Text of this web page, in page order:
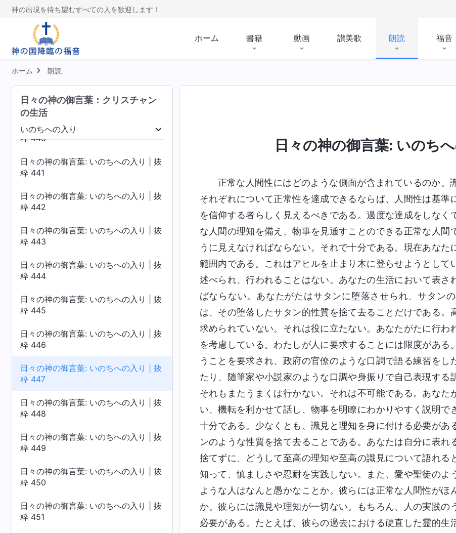
神の出現を待ち望むすべての人を歓迎します！
ホーム 書籍 動画 讃美歌 朗読 福音
ホーム 朗読
日々の神の御言葉：クリスチャン
の生活
いのちへの入り
を暴く いのちへの入り 終着点と結末
日々の神の御言葉: いのちへの入り | 抜
粋 437
粋 438
日々の神の御言葉: いのちへの入り | 抜
粋 439
日々の神の御言葉: いのちへの入り | 抜
粋 440
日々の神の御言葉: いのちへの入り | 抜
粋 441
日々の神の御言葉: いのちへの入り | 抜
粋 442
日々の神の御言葉: いのちへの入り | 抜
粋 443
日々の神の御言葉: いのちへの入り | 抜
粋 444
日々の神の御言葉: いのちへの入り | 抜
粋 445
日々の神の御言葉: いのちへの入り | 抜
粋 446
日々の神の御言葉: いのちへの入り | 抜
粋 447
日々の神の御言葉: いのちへの入り | 抜
粋 448
日々の神の御言葉: いのちへの入り | 抜
粋 449
日々の神の御言葉: いのちへの入り | 抜
粋 450
日々の神の御言葉: いのちへの入り | 抜
粋 451
日々の神の御言葉: いのち
正常な人間性にはどのような側面が含まれているのか
それぞれについて正常性を達成できるならば、人間性は基
を信仰する者らしく見えるべきである。過度な達成をしな
な人間の理知を備え、物事を見通すことのできる正常な人間
うに見えなければならない。それで十分である。現在あな
範囲内である。これはアヒルを止まり木に登らせようとし
述べられ、行われることはない。あなたの生活において表
ばならない。あなたがたはサタンに堕落させられ、サタン
は、その堕落したサタン的性質を捨て去ることだけである
求められていない。それは役に立たない。あなたがたに行
を考慮している。わたしが人に要求することには限度があ
うことを要求され、政府の官僚のような口調で語る練習を
たり、随筆家や小説家のような口調や身振りで自己表現する
それもまたうまくは行かない。それは不可能である。あな
い、機転を利かせて話し、物事を明瞭にわかりやすく説明
十分である。少なくとも、識見と理知を身に付ける必要があ
ンのような性質を捨て去ることである。あなたは自分に表
捨てずに、どうして至高の理知や至高の識見について語れ
知って、慎ましさや忍耐を実践しない。また、愛や聖徒の
ような人はなんと愚かなことか。彼らには正常な人間性がほ
か。彼らには識見や理知が一切ない。もちろん、人の実践
必要がある。たとえば、彼らの過去における硬直した霊的生